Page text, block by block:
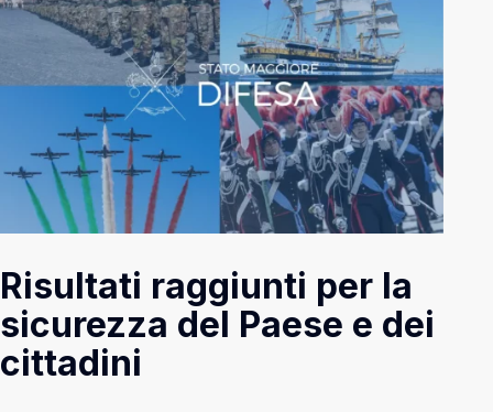
Risultati raggiunti per la
sicurezza del Paese e dei
cittadini